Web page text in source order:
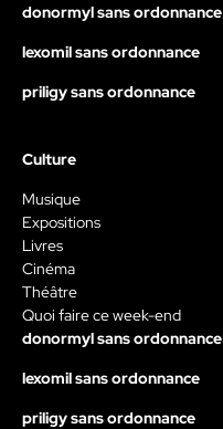
donormyl sans ordonnance
lexomil sans ordonnance
priligy sans ordonnance
Culture
Musique
Expositions
Livres
Cinéma
Théâtre
Quoi faire ce week-end
donormyl sans ordonnance
lexomil sans ordonnance
priligy sans ordonnance